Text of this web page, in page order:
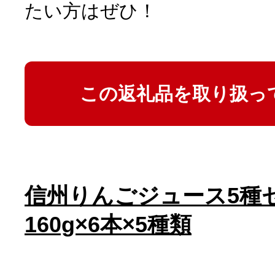
たい方はぜひ！
この返礼品を取り扱っ
信州りんごジュース5
160g×6本×5種類